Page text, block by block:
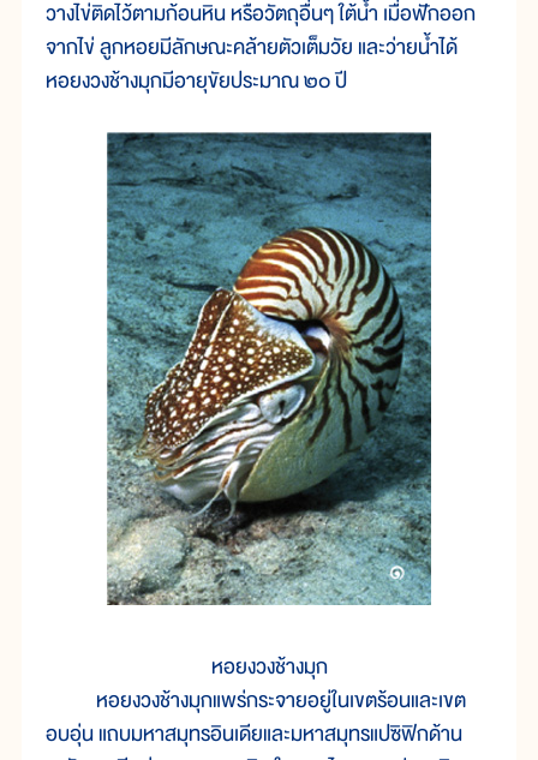
วางไข่ติดไว้ตามก้อนหิน หรือวัตถุอื่นๆ ใต้น้ำ เมื่อฟักออก
จากไข่ ลูกหอยมีลักษณะคล้ายตัวเต็มวัย และว่ายน้ำได้
หอยงวงช้างมุกมีอายุขัยประมาณ ๒๐ ปี
หอยงวงช้างมุก
หอยงวงช้างมุกแพร่กระจายอยู่ในเขตร้อนและเขต
อบอุ่น แถบมหาสมุทรอินเดียและมหาสมุทรแปซิฟิกด้าน